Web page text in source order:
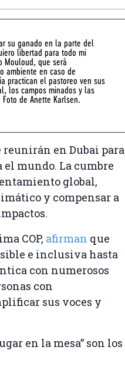
su ganado en la parte del
libertad para todo mi
Mouloud, que será
ambiente en caso de
practican el pastoreo ven sus
los campos minados y las
de Anette Karlsen.
reunirán en Dubai para
mundo. La cumbre
global,
y compensar a
COP, afirman que
e inclusiva hasta
con numerosos
con
sus voces y
en la mesa” son los